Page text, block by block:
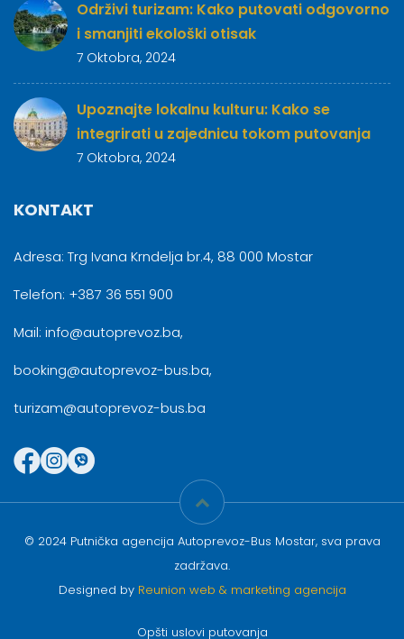
Održivi turizam: Kako putovati odgovorno
i smanjiti ekološki otisak
7 Oktobra, 2024
Upoznajte lokalnu kulturu: Kako se
integrirati u zajednicu tokom putovanja
7 Oktobra, 2024
KONTAKT
Adresa: Trg Ivana Krndelja br.4, 88 000 Mostar
Telefon: +387 36 551 900
Mail: info@autoprevoz.ba,
booking@autoprevoz-bus.ba,
turizam@autoprevoz-bus.ba
© 2024 Putnička agencija Autoprevoz-Bus Mostar, sva prava
zadržava.
Designed by Reunion web & marketing agencija
Opšti uslovi putovanja